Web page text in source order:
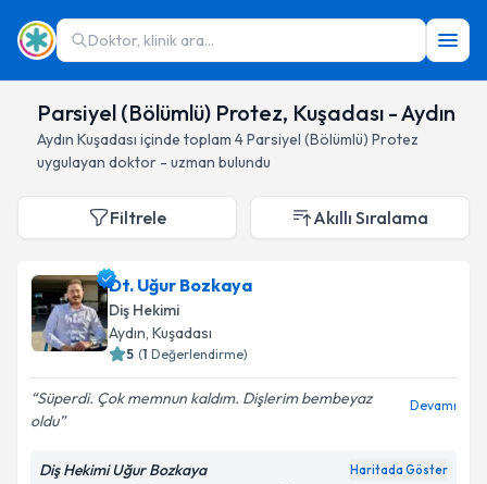
Doktor, klinik ara...
Parsiyel (Bölümlü) Protez, Kuşadası - Aydın
Aydın Kuşadası içinde toplam 4Parsiyel (Bölümlü) Protez
uygulayan doktor - uzman bulundu
Filtrele Akıllı Sıralama
Dt. Uğur Bozkaya
Diş Hekimi
Aydın, Kuşadası
5 (1 Değerlendirme)
Süperdi. Çok memnun kaldım. Dişlerim bembeyaz
oldu
Devamı
Diş Hekimi Uğur Bozkaya Haritada Göster